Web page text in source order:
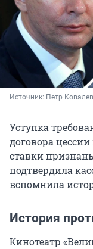
Источник: Петр
Уступка
договора
ставки
подтвердила
вспомнила
История
Кинотеатр